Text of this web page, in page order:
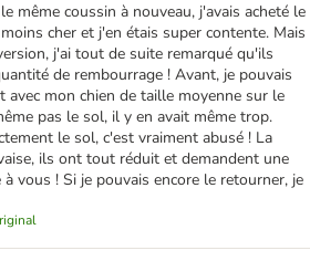
même coussin à nouveau, j'avais acheté le
cher et j'en étais super contente. Mais
j'ai tout de suite remarqué qu'ils
de rembourrage ! Avant, je pouvais
mon chien de taille moyenne sur le
pas le sol, il y en avait même trop.
le sol, c'est vraiment abusé ! La
ils ont tout réduit et demandent une
vous ! Si je pouvais encore le retourner, je